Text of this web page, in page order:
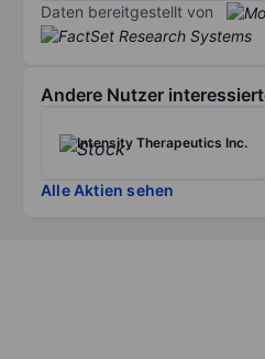
Daten bereitgestellt von
Andere Nutzer
Intensity Therapeutics Inc.
Alle Aktien sehen